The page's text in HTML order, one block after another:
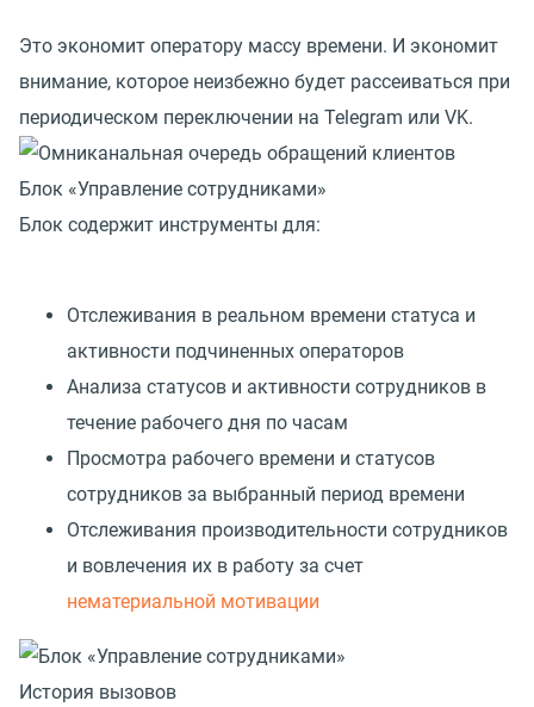
Это экономит оператору массу времени. И экономит
внимание, которое неизбежно будет рассеиваться при
периодическом переключении на Telegram или VK.
Блок «Управление сотрудниками»
Блок содержит инструменты для:
Отслеживания в реальном времени статуса и
активности подчиненных операторов
Анализа статусов и активности сотрудников в
течение рабочего дня по часам
Просмотра рабочего времени и статусов
сотрудников за выбранный период времени
Отслеживания производительности сотрудников
и вовлечения их в работу за счет
нематериальной мотивации
История вызовов